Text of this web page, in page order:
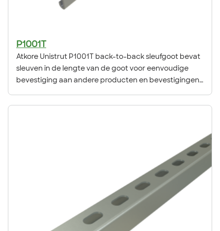
P1001T
Atkore Unistrut P1001T back-to-back sleufgoot bevat
sleuven in de lengte van de goot voor eenvoudige
bevestiging aan andere producten en bevestigingen.
mogelijkheid om aan beide zijden van de gootlengte